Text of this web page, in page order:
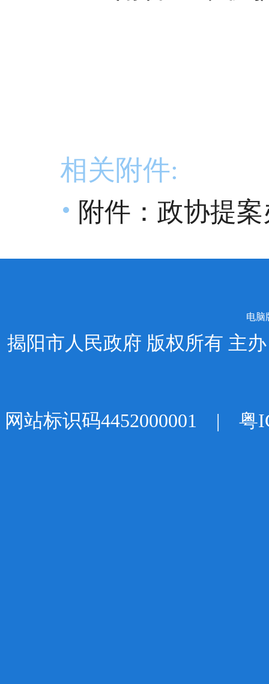
相关附件:
附件：政协提
电脑
揭阳市人民政府 版权所有 主
网站标识码4452000001 | 粤